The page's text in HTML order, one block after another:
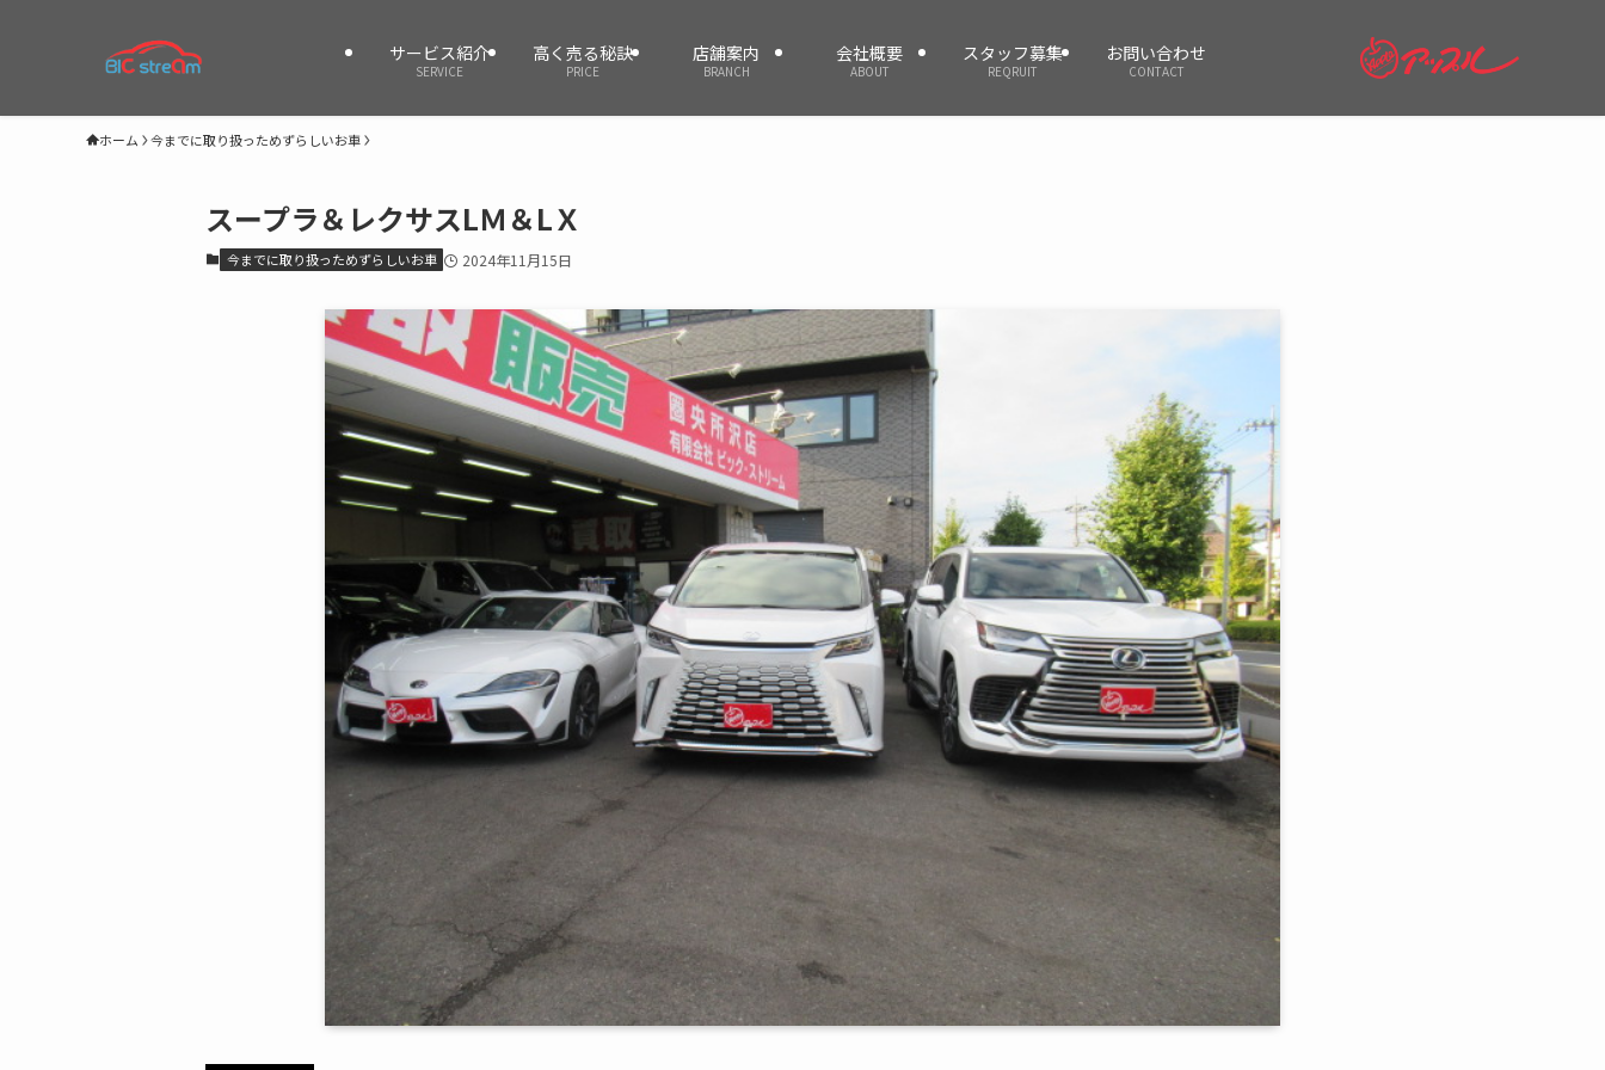
サービス紹介
SERVICE
高く売る秘訣
PRICE
店舗案内
BRANCH
会社概要
ABOUT
スタッフ募集
REQRUIT
お問い合わせ
CONTACT
ホーム 今までに取り扱っためずらしいお車
スープラ＆レクサスLＭ＆LＸ
今までに取り扱っためずらしいお車 2024年11月15日